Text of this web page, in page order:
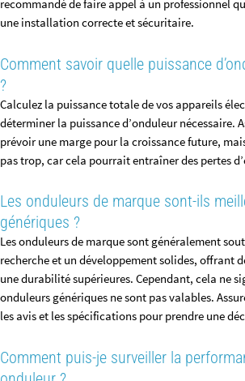
recommandé de faire appel à un professionnel
une installation correcte et sécuritaire.
Comment savoir quelle puissance
?
Calculez la puissance totale de vos appareils
déterminer la puissance d’onduleur nécessaire.
prévoir une marge pour la croissance future,
pas trop, car cela pourrait entraîner des pertes
Les onduleurs de marque sont-ils
génériques ?
Les onduleurs de marque sont généralement
recherche et un développement solides, offrant
une durabilité supérieures. Cependant, cela ne
onduleurs génériques ne sont pas valables.
les avis et les spécifications pour prendre une
Comment puis-je surveiller la